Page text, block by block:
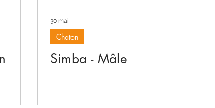
30 mai
Chaton
Simba - Mâle